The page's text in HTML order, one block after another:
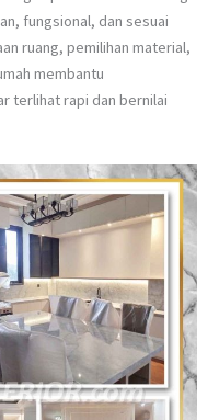
fungsional, dan sesuai
ruang, pemilihan material,
membantu
terlihat rapi dan bernilai